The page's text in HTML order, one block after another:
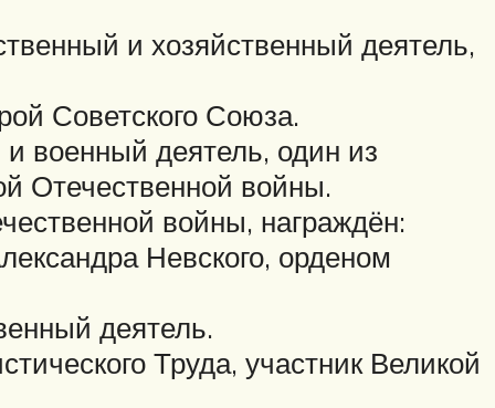
и хозяйственный деятель,
Советского Союза.
военный деятель, один из
Отечественной войны.
войны, награждён:
Невского, орденом
деятель.
Труда, участник Великой